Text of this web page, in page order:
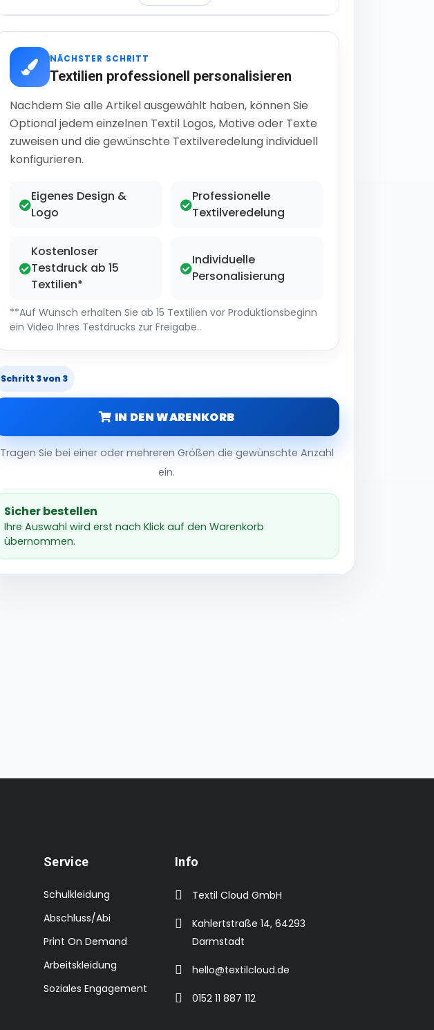
NÄCHSTER SCHRITT
Textilien professionell personalisieren
Nachdem Sie alle Artikel ausgewählt haben, können Sie
Optional jedem einzelnen Textil Logos, Motive oder Texte
zuweisen und die gewünschte Textilveredelung individuell
konfigurieren.
Eigenes Design &
Logo
Professionelle
Textilveredelung
Kostenloser
Testdruck ab 15
Textilien*
Individuelle
Personalisierung
**Auf Wunsch erhalten Sie ab 15 Textilien vor Produktionsbeginn
ein Video Ihres Testdrucks zur Freigabe..
Schritt 3 von 3
IN DEN WARENKORB
Tragen Sie bei einer oder mehreren Größen die gewünschte Anzahl
ein.
Sicher bestellen
Ihre Auswahl wird erst nach Klick auf den Warenkorb
übernommen.
Service
Schulkleidung
Abschluss/Abi
Print On Demand
Arbeitskleidung
Soziales Engagement
Info
Textil Cloud GmbH
Kahlertstraße 14, 64293
Darmstadt
hello@textilcloud.de
0152 11 887 112